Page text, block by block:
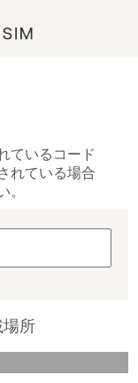
ているコード
れている場合
。
場所